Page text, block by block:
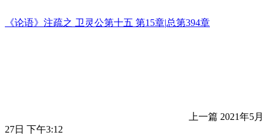
《论语》注疏之 卫灵公第十五 第15章|总第394章
上一篇 2021年5月
27日 下午3:12